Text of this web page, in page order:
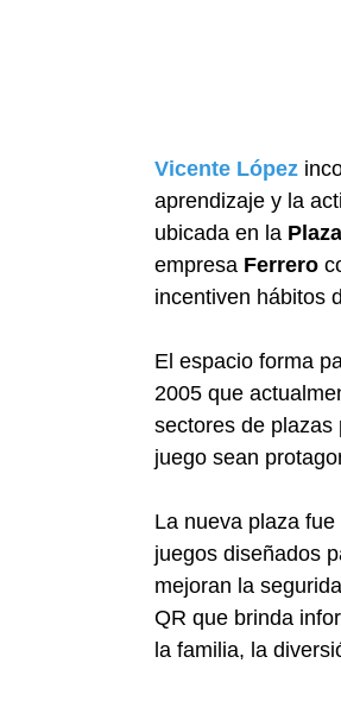
Vicente López
aprendizaje y la
ubicada en la
empresa Ferrero
incentiven hábitos
El espacio forma
2005 que
sectores de plazas
juego sean
La nueva plaza
juegos diseñados
mejoran la
QR que brinda
la familia, la